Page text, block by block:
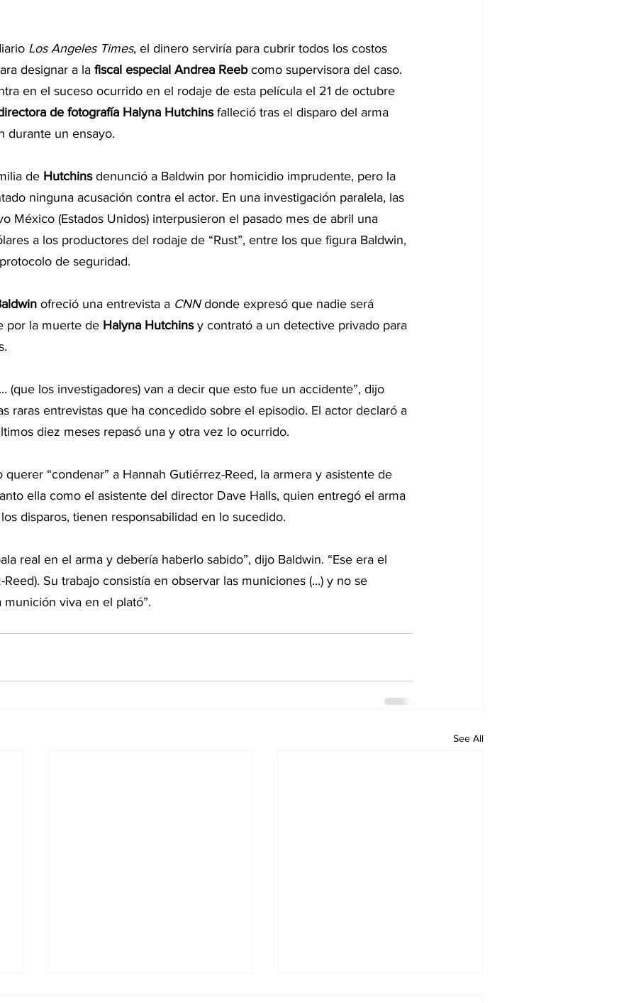
Los Angeles Times, el dinero serviría para cubrir todos los costos
designar a la fiscal especial Andrea Reeb como supervisora del caso.
en el suceso ocurrido en el rodaje de esta película el 21 de octubre
de fotografía Halyna Hutchins falleció tras el disparo del arma
durante un ensayo.
de Hutchins denunció a Baldwin por homicidio imprudente, pero la
ninguna acusación contra el actor. En una investigación paralela, las
México (Estados Unidos) interpusieron el pasado mes de abril una
a los productores del rodaje de “Rust”, entre los que figura Baldwin,
de seguridad.
ofreció una entrevista a CNN donde expresó que nadie será
por la muerte de Halyna Hutchins y contrató a un detective privado para
(que los investigadores) van a decir que esto fue un accidente”, dijo
raras entrevistas que ha concedido sobre el episodio. El actor declaró a
diez meses repasó una y otra vez lo ocurrido.
“condenar” a Hannah Gutiérrez-Reed, la armera y asistente de
ella como el asistente del director Dave Halls, quien entregó el arma
disparos, tienen responsabilidad en lo sucedido.
real en el arma y debería haberlo sabido”, dijo Baldwin. “Ese era el
Su trabajo consistía en observar las municiones (...) y no se
viva en el plató”.
See All